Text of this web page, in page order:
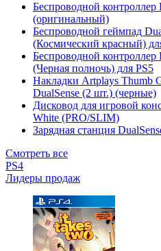
Беспроводной контроллер
(оригинальный)
Беспроводной геймпад
(Космический красный)
Беспроводной
(Черная полночь) для PS5
Накладки Artplays Thumb
DualSense (2 шт.) (черные)
Дисковод для игровой
White (PRO/SLIM)
Зарядная станция
Смотреть все
PS4
Лидеры продаж